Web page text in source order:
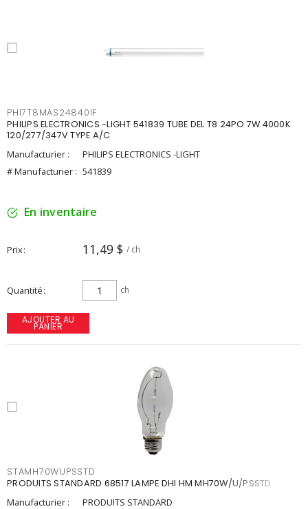
PHI7T8MAS24840IF
PHILIPS ELECTRONICS -LIGHT 541839 TUBE DEL T8 24PO 7W 4000K
120/277/347V TYPE A/C
Manufacturier :
PHILIPS ELECTRONICS -LIGHT
# Manufacturier : 541839
En inventaire
Prix 11,49 $ / ch
Quantité ch
AJOUTER AU
PANIER
STAMH70WUPSSTD
PRODUITS STANDARD 68517 LAMPE DHI HM MH70W/U/PSSTD
Manufacturier :
PRODUITS STANDARD